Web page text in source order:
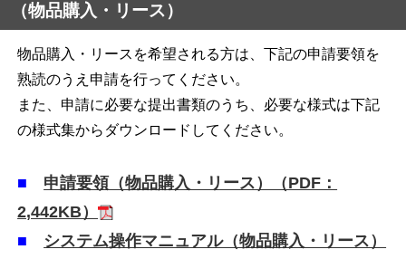
（物品購入・リース）
物品購入・リースを希望される方は、下記の申請要領を
熟読のうえ申請を行ってください。
また、申請に必要な提出書類のうち、必要な様式は下記
の様式集からダウンロードしてください。
■ 申請要領（物品購入・リース）（PDF：
2,442KB）
■ システム操作マニュアル（物品購入・リース）